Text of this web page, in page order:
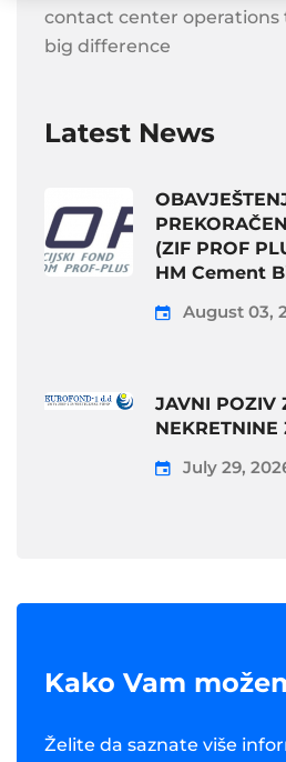
contact center operations
big difference
Latest News
(ZIF PROF
HM Cement
August 03,
JAVNI POZIV
NEKRETNINE
July 29,
Kako Vam
Želite da saznate više